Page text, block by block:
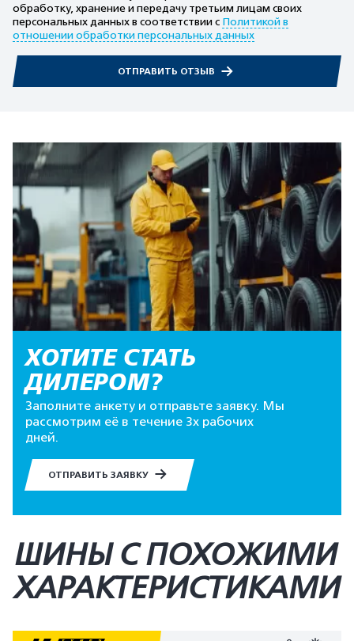
обработку, хранение и передачу третьим лицам своих
персональных данных в соответствии с Политикой в
отношении обработки персональных данных
ОТПРАВИТЬ ОТЗЫВ
ХОТИТЕ СТАТЬ
ДИЛЕРОМ?
Заполните анкету и отправьте заявку. Мы
рассмотрим её в течение 3х рабочих
дней.
ОТПРАВИТЬ ЗАЯВКУ
ШИНЫ С ПОХОЖИМИ
ХАРАКТЕРИСТИКАМИ